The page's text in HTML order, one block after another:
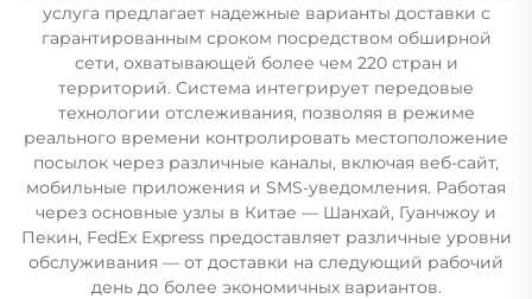
услуга предлагает надежные варианты доставки с
гарантированным сроком посредством обширной
сети, охватывающей более чем 220 стран и
территорий. Система интегрирует передовые
технологии отслеживания, позволяя в режиме
реального времени контролировать местоположение
посылок через различные каналы, включая веб-сайт,
мобильные приложения и SMS-уведомления. Работая
через основные узлы в Китае — Шанхай, Гуанчжоу и
Пекин, FedEx Express предоставляет различные уровни
обслуживания — от доставки на следующий рабочий
день до более экономичных вариантов.